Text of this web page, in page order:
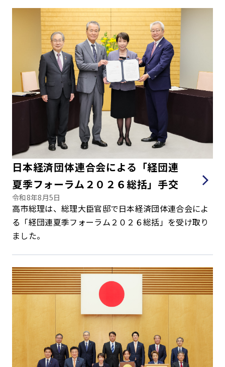
日本経済団体連合会による「経団連
夏季フォーラム２０２６総括」手交
令和8年8月5日
高市総理は、総理大臣官邸で日本経済団体連合会によ
る「経団連夏季フォーラム２０２６総括」を受け取り
ました。